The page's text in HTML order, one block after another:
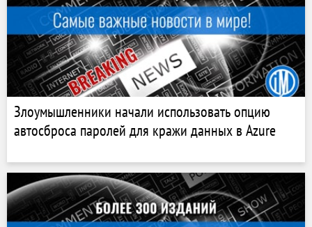
Злоумышленники начали использовать опцию
автосброса паролей для кражи данных в Azure